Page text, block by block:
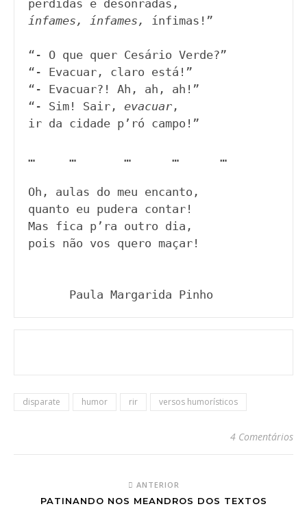
ínfames, ínfames,
ínfimas!”
“- O que quer Cesário Verde?”
“- Evacuar, claro está!”
“- Evacuar?! Ah, ah, ah!”
“- Sim! Sair, evacuar ,
ir da cidade p’ró campo!”
…     …       …      …      …
Oh, aulas do meu encanto,
quanto eu pudera contar!
Mas fica p’ra outro dia,
pois não vos quero maçar!
disparate humor rir versos humorísticos
4 Comentários
ANTERIOR
PATINANDO NOS MEANDROS DOS TEXTOS